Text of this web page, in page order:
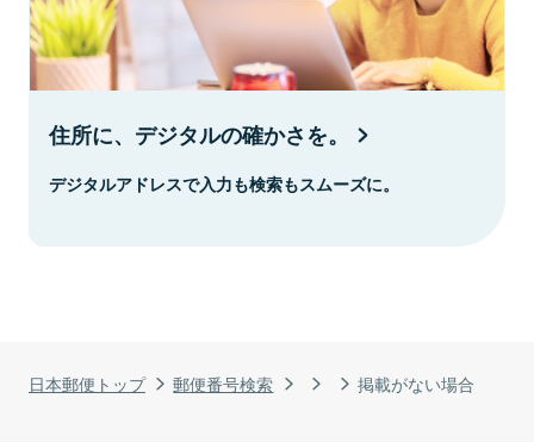
日本郵便トップ 郵便番号検索 掲載がない場合
住所に、デジタルの確かさを。
デジタルアドレスで入力も検索もスムーズに。